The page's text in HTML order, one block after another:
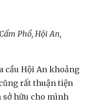
Phổ, Hội An,
cầu Hội An khoảng
rất thuận tiện
sở hữu cho mình